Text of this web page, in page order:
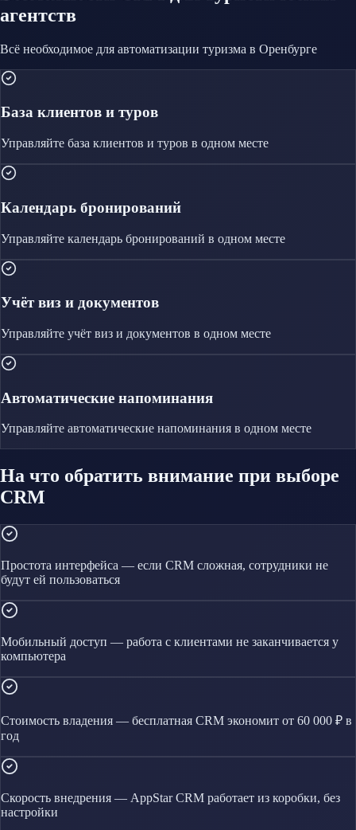
агентств
Всё необходимое для автоматизации туризма в Оренбурге
База клиентов и туров
Управляйте база клиентов и туров в одном месте
Календарь бронирований
Управляйте календарь бронирований в одном месте
Учёт виз и документов
Управляйте учёт виз и документов в одном месте
Автоматические напоминания
Управляйте автоматические напоминания в одном месте
На что обратить внимание при выборе
CRM
Простота интерфейса — если CRM сложная, сотрудники не
будут ей пользоваться
Мобильный доступ — работа с клиентами не заканчивается у
компьютера
Стоимость владения — бесплатная CRM экономит от 60 000 ₽ в
год
Скорость внедрения — AppStar CRM работает из коробки, без
настройки